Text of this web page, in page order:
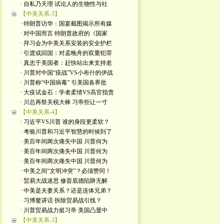
· 自私乃天理 试论人的生物性与社
【中美关系-5】
· 特朗普访华：国宴截图揭示所有媒
· 对中国而言 特朗普政府的《国家
· 拜习会为中美关系安装的安全护栏
· 引渡或回国：对孟晚舟的双重犯罪
· 真忠于美国者：赶快站出来支持老
· 川普对中国“疫战”VS小布什的伊战
· 川普称“中国病毒” 引美国各界批
· 大疫试金石：学者柔情VS高官指责
· 川总再祭关税大棒 习帝拒让一寸
【中美关系-4】
· 习近平VS川普 谁的身段更柔软？
· 考验川普和习近平智慧的时候到了
· 美百年间两次痛失中国 川普何为
· 美百年间两次痛失中国 川普何为
· 美百年间两次痛失中国 川普何为
· 中美之间“文明冲突”？必须赞同！
· 贸易大战迷思 修昔底德陷阱无解
· 中美是夫妻关系？还是连体兄弟？
· 习博鳌讲话 拆除贸易战引线？
· 川普贸易战力挺习帝 美国凸显中
【中美关系-3】